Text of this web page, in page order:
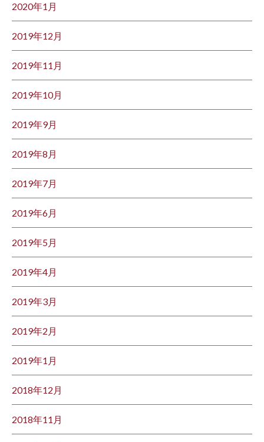
2020年1月
2019年12月
2019年11月
2019年10月
2019年9月
2019年8月
2019年7月
2019年6月
2019年5月
2019年4月
2019年3月
2019年2月
2019年1月
2018年12月
2018年11月